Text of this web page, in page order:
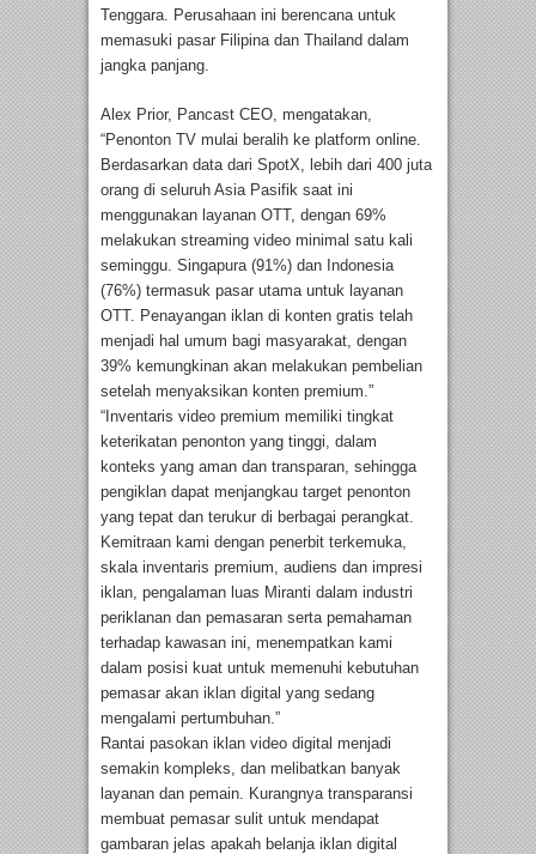
Tenggara. Perusahaan ini berencana untuk
memasuki pasar Filipina dan Thailand dalam
jangka panjang.
Alex Prior, Pancast CEO, mengatakan,
“Penonton TV mulai beralih ke platform online.
Berdasarkan data dari SpotX, lebih dari 400 juta
orang di seluruh Asia Pasifik saat ini
menggunakan layanan OTT, dengan 69%
melakukan streaming video minimal satu kali
seminggu. Singapura (91%) dan Indonesia
(76%) termasuk pasar utama untuk layanan
OTT. Penayangan iklan di konten gratis telah
menjadi hal umum bagi masyarakat, dengan
39% kemungkinan akan melakukan pembelian
setelah menyaksikan konten premium.”
“Inventaris video premium memiliki tingkat
keterikatan penonton yang tinggi, dalam
konteks yang aman dan transparan, sehingga
pengiklan dapat menjangkau target penonton
yang tepat dan terukur di berbagai perangkat.
Kemitraan kami dengan penerbit terkemuka,
skala inventaris premium, audiens dan impresi
iklan, pengalaman luas Miranti dalam industri
periklanan dan pemasaran serta pemahaman
terhadap kawasan ini, menempatkan kami
dalam posisi kuat untuk memenuhi kebutuhan
pemasar akan iklan digital yang sedang
mengalami pertumbuhan.”
Rantai pasokan iklan video digital menjadi
semakin kompleks, dan melibatkan banyak
layanan dan pemain. Kurangnya transparansi
membuat pemasar sulit untuk mendapat
gambaran jelas apakah belanja iklan digital